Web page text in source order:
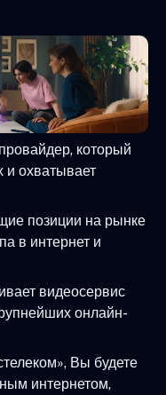
который
и охватывает
позиции на рынке
в интернет и
видеосервис
онлайн-
Вы будете
интернетом,